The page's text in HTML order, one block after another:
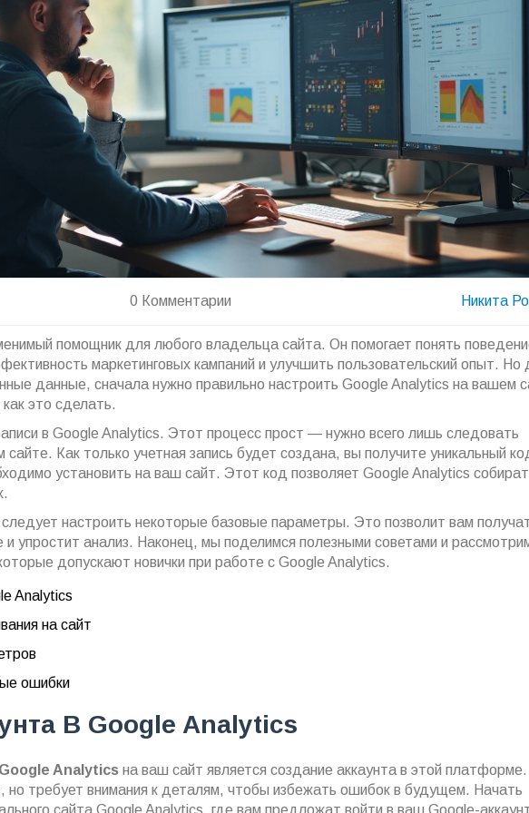
0 Комментарии Никита
помощник для любого владельца сайта. Он помогает понять
маркетинговых кампаний и улучшить пользовательский опыт. Но
данные, сначала нужно правильно настроить Google Analytics на вашем
это сделать.
в Google Analytics. Этот процесс прост — нужно всего лишь следовать
Как только учетная запись будет создана, вы получите уникальный
установить на ваш сайт. Этот код позволяет Google Analytics
настроить некоторые базовые параметры. Это позволит вам
упростит анализ. Наконец, мы поделимся полезными советами и
допускают новички при работе с Google Analytics.
Analytics
на сайт
ошибки
В Google Analytics
Google Analytics на ваш сайт является создание аккаунта в этой
но требует внимания к деталям, чтобы избежать ошибок в будущем. Начать
сайта Google Analytics, где вам предложат войти в ваш Google-